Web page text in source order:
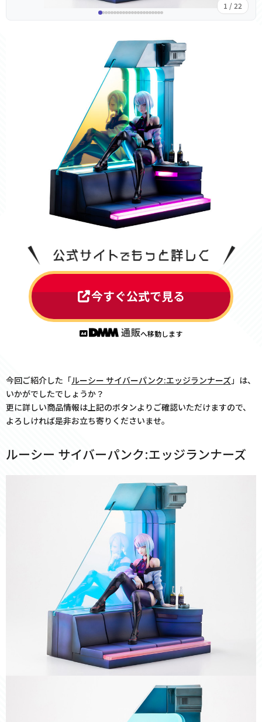
1 / 22
今すぐ公式で見る
へ移動します
今回ご紹介した「ルーシー サイバーパンク:エッジランナーズ」は、
いかがでしたでしょうか？
更に詳しい商品情報は上記のボタンよりご確認いただけますので、
よろしければ是非お立ち寄りくださいませ。
ルーシー サイバーパンク:エッジランナーズ